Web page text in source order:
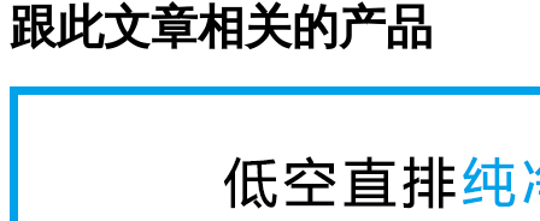
跟此文章相关的产品